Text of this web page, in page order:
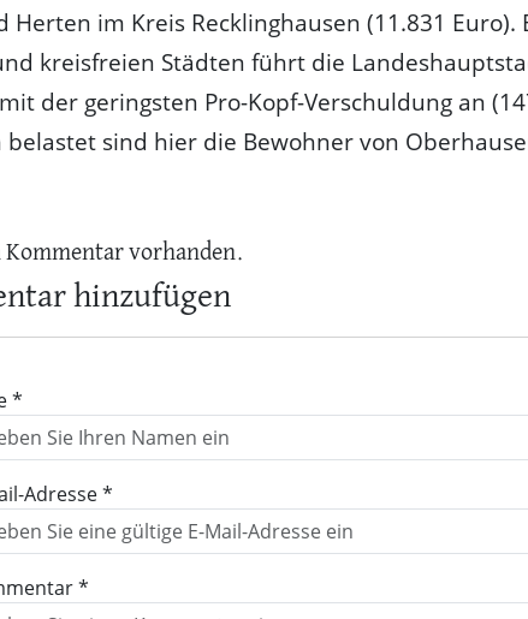
Herten im Kreis Recklinghausen (11.831 Euro).
kreisfreien Städten führt die
der geringsten Pro-Kopf-Verschuldung an
belastet sind hier die Bewohner von
Kommentar vorhanden.
hinzufügen
*
Adresse *
*